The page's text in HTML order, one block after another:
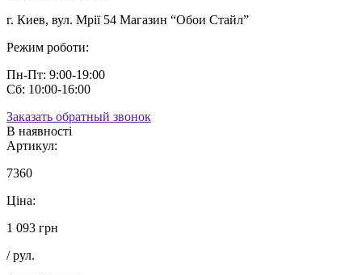
г. Киев, вул. Мрії 54 Магазин “Обои Стайл”
Режим роботи:
Пн-Пт: 9:00-19:00
Сб: 10:00-16:00
Заказать обратный звонок
В наявності
Артикул:
7360
Ціна:
1 093 грн
/ рул.